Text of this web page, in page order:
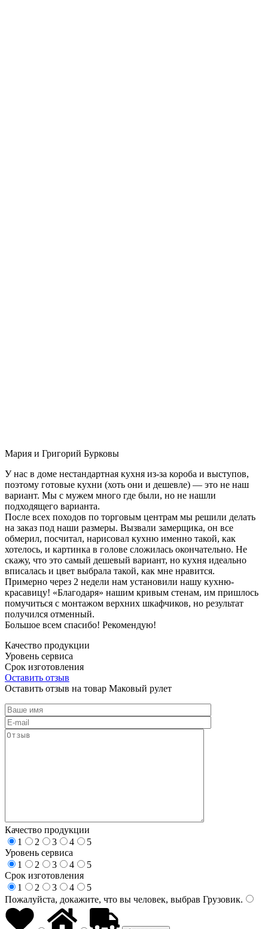
Мария и Григорий Бурковы
У нас в доме нестандартная кухня из-за короба и выступов,
поэтому готовые кухни (хоть они и дешевле) — это не наш
вариант. Мы с мужем много где были, но не нашли
подходящего варианта.
После всех походов по торговым центрам мы решили делать
на заказ под наши размеры. Вызвали замерщика, он все
обмерил, посчитал, нарисовал кухню именно такой, как
хотелось, и картинка в голове сложилась окончательно. Не
скажу, что это самый дешевый вариант, но кухня идеально
вписалась и цвет выбрала такой, как мне нравится.
Примерно через 2 недели нам установили нашу кухню-
красавицу! «Благодаря» нашим кривым стенам, им пришлось
помучиться с монтажом верхних шкафчиков, но результат
получился отменный.
Большое всем спасибо! Рекомендую!
Качество продукции
Уровень сервиса
Срок изготовления
Оставить отзыв
Оставить отзыв на товар Маковый рулет
Качество продукции
1
2 3 4
5
Уровень сервиса
1
2 3 4
5
Срок изготовления
1
2 3 4
5
Пожалуйста, докажите, что вы человек, выбрав Грузовик.